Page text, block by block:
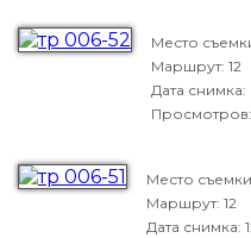
Место
Маршрут: 12
Дата снимка:
Просмотров:
Место
Маршрут: 12
Дата снимка: